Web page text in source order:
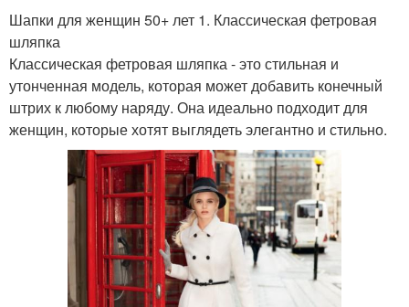
Шапки для женщин 50+ лет 1. Классическая фетровая
шляпка
Классическая фетровая шляпка - это стильная и
утонченная модель, которая может добавить конечный
штрих к любому наряду. Она идеально подходит для
женщин, которые хотят выглядеть элегантно и стильно.